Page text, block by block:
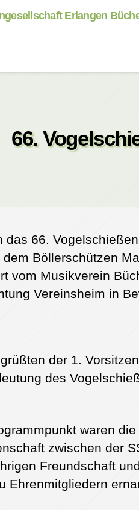
66.
das 66.
Böllerschützen
vom Musikverein
Vereinsheim in
der 1.
des
waren
zwischen der
Freundschaft
Ehrenmitgliedern